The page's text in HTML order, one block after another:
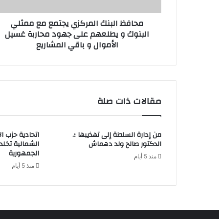
محافظ البنك المركزي يجتمع مع ممثلي
البنوك و يطلعهم على جهود محاربة غسيل
الأموال و باقي المشاريع
مقالات ذات صلة
من إدارة السلطة إلى تهذيبها ؛.
الدكتور صالح ولد دهماش
منذ 5 أيام
اتحادية حزب
الشمالية
الجمهورية
منذ 5 أيام